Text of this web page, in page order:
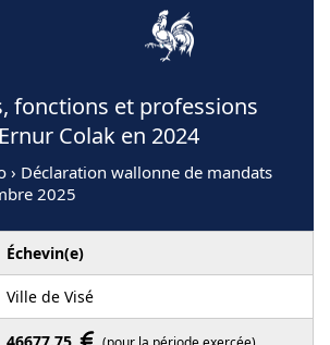
fonctions et professions
Colak en 2024
› Déclaration wallonne de mandats
2025
Échevin(e)
Ville de Visé